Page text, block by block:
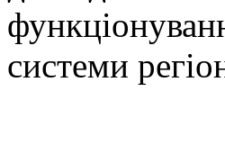
системи